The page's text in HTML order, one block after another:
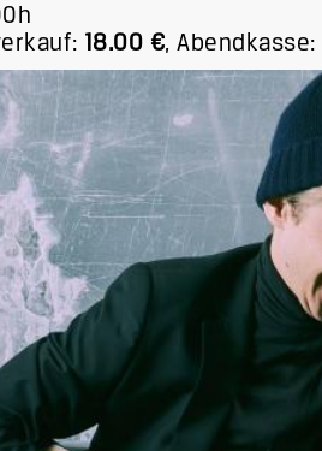
18.00 €,Abendkasse: